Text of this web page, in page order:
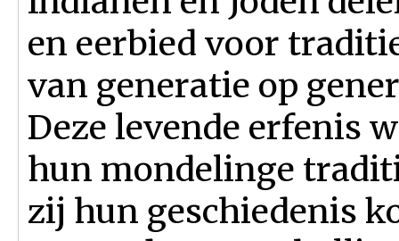
en eerbied voor
van generatie op
Deze levende erfenis
hun mondelinge
zij hun geschiedenis